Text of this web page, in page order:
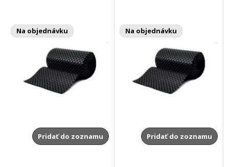
Na objednávku
Pridať do zoznamu
Na objednávku
Pridať do zoznamu